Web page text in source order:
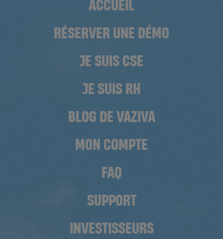
ACCUEIL
RÉSERVER UNE DÉMO
JE SUIS CSE
JE SUIS RH
BLOG DE VAZIVA
MON COMPTE
FAQ
SUPPORT
INVESTISSEURS